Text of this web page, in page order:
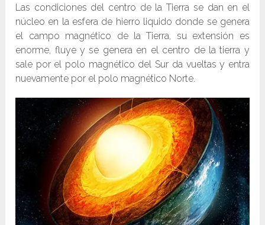
Las condiciones del centro de la Tierra se dan en el
núcleo en la esfera de hierro liquido donde se genera
el campo magnético de la Tierra, su extensión es
enorme, fluye y se genera en el centro de la tierra y
sale por el polo magnético del Sur da vueltas y entra
nuevamente por el polo magnético Norte.